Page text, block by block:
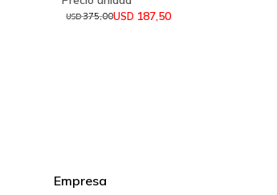
USD 187,50
USD375,00
Empresa